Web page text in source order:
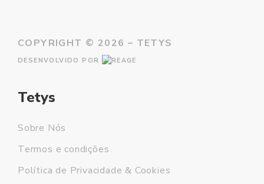
COPYRIGHT © 2026 – TETYS
DESENVOLVIDO POR
Tetys
Sobre Nós
Termos e condições
Política de Privacidade & Cookies